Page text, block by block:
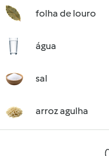
folha de louro
água
sal
arroz agulha